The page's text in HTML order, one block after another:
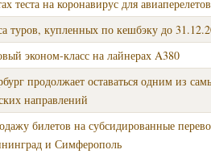
теста на коронавирус для авиаперелетов
туров, купленных по кешбэку до
эконом-класс на лайнерах A380
продолжает оставаться одним из
направлений
билетов на субсидированные
и Симферополь